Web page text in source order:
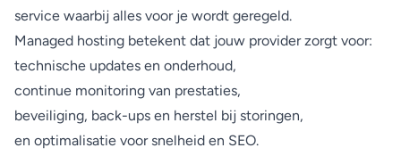
service waarbij alles voor je wordt geregeld.
Managed hosting betekent dat jouw provider zorgt voor:
technische updates en onderhoud,
continue monitoring van prestaties,
beveiliging, back-ups en herstel bij storingen,
en optimalisatie voor snelheid en SEO.